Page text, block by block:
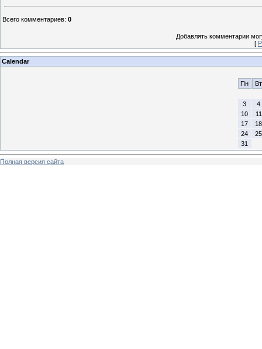
Всего комментариев: 0
Добавлять комментарии
[
Calendar
Пн Вт
3
4
10
11
17
18
24
25
31
Полная версия сайта